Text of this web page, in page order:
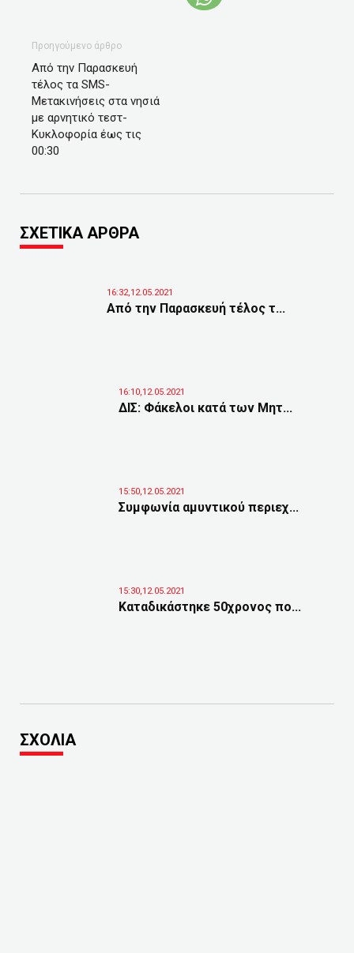
Προηγούμενο άρθρο
Από την Παρασκευή
τέλος τα SMS-
Μετακινήσεις στα νησιά
με αρνητικό τεστ-
Κυκλοφορία έως τις
00:30
ΣΧΕΤΙΚΑ ΑΡΘΡΑ
16:32,12.05.2021
Από την Παρασκευή τέλος τ...
16:10,12.05.2021
ΔΙΣ: Φάκελοι κατά των Μητ...
15:50,12.05.2021
Συμφωνία αμυντικού περιεχ...
15:30,12.05.2021
Καταδικάστηκε 50χρονος πο...
ΣΧΟΛΙΑ